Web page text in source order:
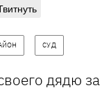
СУД
дядю за